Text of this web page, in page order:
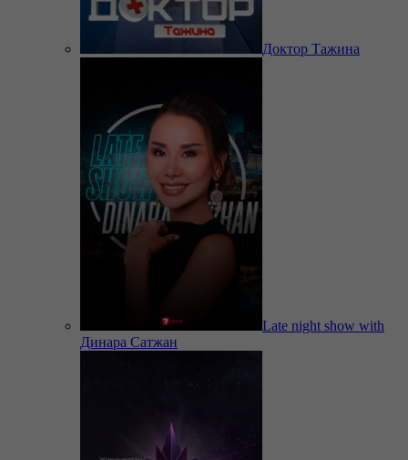
Доктор Тажина
Late night show with
Динара Сатжан